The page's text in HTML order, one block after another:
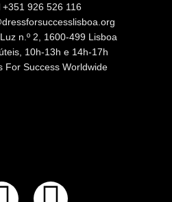
+351 926 526 116
n.º 2, 1600-499 Lisboa
10h-13h e 14h-17h
For Success Worldwide